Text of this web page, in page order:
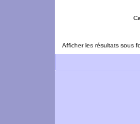
Afficher les résultats sous